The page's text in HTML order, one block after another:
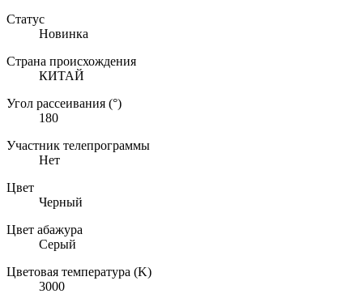
Статус
Новинка
Страна происхождения
КИТАЙ
Угол рассеивания (°)
180
Участник телепрограммы
Нет
Цвет
Черный
Цвет абажура
Серый
Цветовая температура (K)
3000